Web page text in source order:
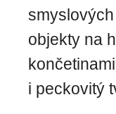
objekty na
i peckovitý